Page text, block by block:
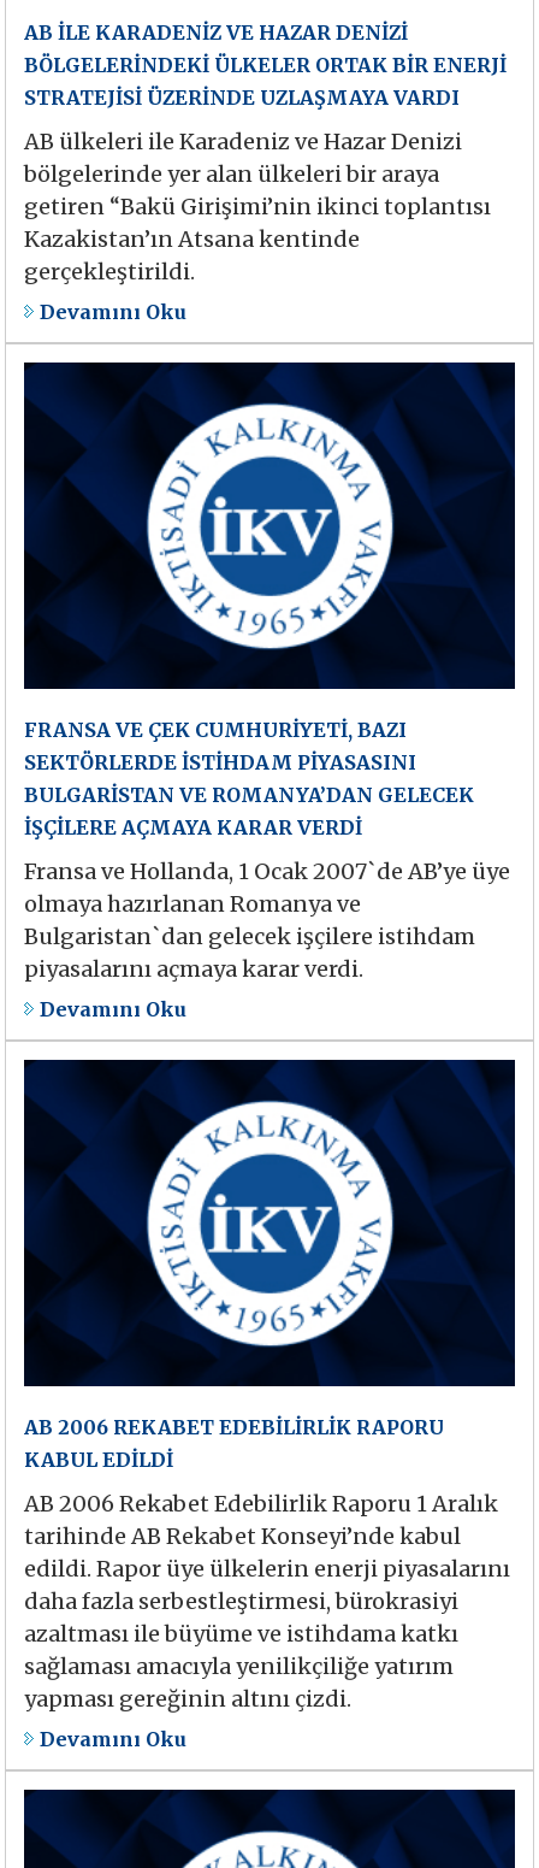
AB İLE KARADENİZ VE HAZAR DENİZİ
BÖLGELERİNDEKİ ÜLKELER ORTAK BİR ENERJİ
STRATEJİSİ ÜZERİNDE UZLAŞMAYA VARDI
AB ülkeleri ile Karadeniz ve Hazar Denizi
bölgelerinde yer alan ülkeleri bir araya
getiren “Bakü Girişimi’nin ikinci toplantısı
Kazakistan’ın Atsana kentinde
gerçekleştirildi.
Devamını Oku
FRANSA VE ÇEK CUMHURİYETİ, BAZI
SEKTÖRLERDE İSTİHDAM PİYASASINI
BULGARİSTAN VE ROMANYA’DAN GELECEK
İŞÇİLERE AÇMAYA KARAR VERDİ
Fransa ve Hollanda, 1 Ocak 2007`de AB’ye üye
olmaya hazırlanan Romanya ve
Bulgaristan`dan gelecek işçilere istihdam
piyasalarını açmaya karar verdi.
Devamını Oku
AB 2006 REKABET EDEBİLİRLİK RAPORU
KABUL EDİLDİ
AB 2006 Rekabet Edebilirlik Raporu 1 Aralık
tarihinde AB Rekabet Konseyi’nde kabul
edildi. Rapor üye ülkelerin enerji piyasalarını
daha fazla serbestleştirmesi, bürokrasiyi
azaltması ile büyüme ve istihdama katkı
sağlaması amacıyla yenilikçiliğe yatırım
yapması gereğinin altını çizdi.
Devamını Oku